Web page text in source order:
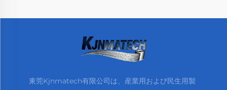
東莞Kjnmatech有限公司は、産業用および民生用製